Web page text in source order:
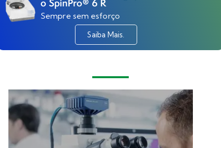
o SpinPro® 6 R
Sempre sem esforço
Saiba Mais.